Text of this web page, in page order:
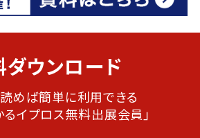
ダウンロード
めば簡単に利用できる
るイプロス無料出展会員」